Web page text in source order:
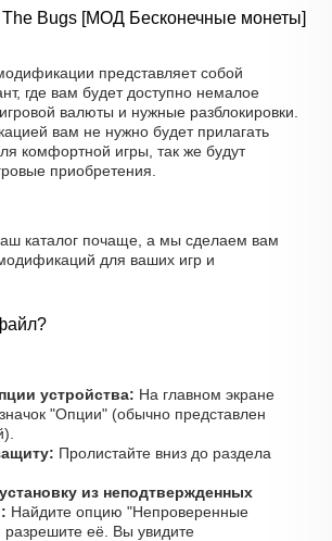
Bugs [МОД Бесконечные монеты]
представляет собой
где вам будет доступно немалое
валюты и нужные разблокировки.
вам не нужно будет прилагать
комфортной игры, так же будут
приобретения.
каталог почаще, а мы сделаем вам
для ваших игр и
устройства: На главном экране
"Опции" (обычно представлен
Пролистайте вниз до раздела
из неподтвержденных
Найдите опцию "Непроверенные
разрешите её. Вы увидите